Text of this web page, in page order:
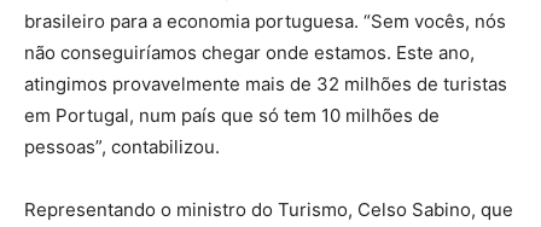
brasileiro para a economia portuguesa. “Sem vocês, nós
não conseguiríamos chegar onde estamos. Este ano,
atingimos provavelmente mais de 32 milhões de turistas
em Portugal, num país que só tem 10 milhões de
pessoas”, contabilizou.
Representando o ministro do Turismo, Celso Sabino, que